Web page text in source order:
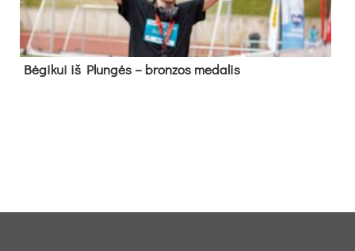
Bė­gi­kui iš Plun­gės – bron­zos me­da­lis